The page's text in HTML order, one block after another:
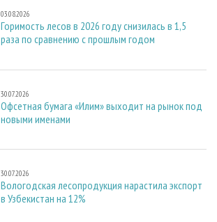
03.08.2026
Горимость лесов в 2026 году снизилась в 1,5
раза по сравнению с прошлым годом
30.07.2026
Офсетная бумага «Илим» выходит на рынок под
новыми именами
30.07.2026
Вологодская лесопродукция нарастила экспорт
в Узбекистан на 12%